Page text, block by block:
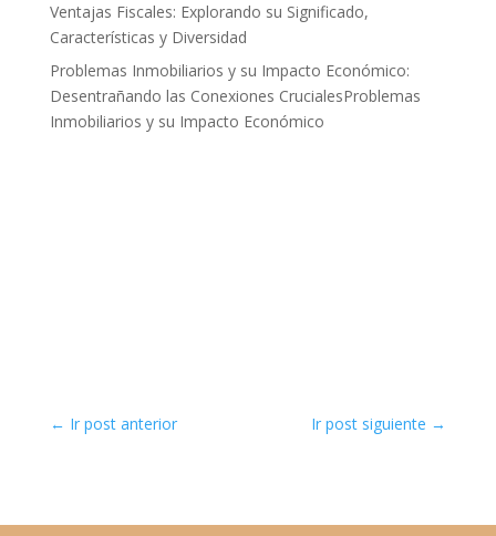
Ventajas Fiscales: Explorando su Significado,
Características y Diversidad
Problemas Inmobiliarios y su Impacto Económico:
Desentrañando las Conexiones CrucialesProblemas
Inmobiliarios y su Impacto Económico
← Ir post anterior Ir post siguiente →